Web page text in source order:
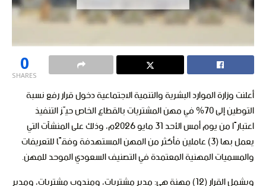
0
SHARES
أعلنت وزارة الموارد البشرية والتنمية الاجتماعية دخول قرار رفع نسبة
التوطين إلى 70% في مهن المشتريات بالقطاع الخاص حيّز التنفيذ
اعتبارًا من يوم أمس الأحد 31 مايو 2026م، وذلك على المنشآت التي
يعمل بها (3) عاملين فأكثر من المهن المستهدفة وفقًا للتعريفات
والمسميات المهنية المعتمدة في التصنيف السعودي الموحد للمهن.